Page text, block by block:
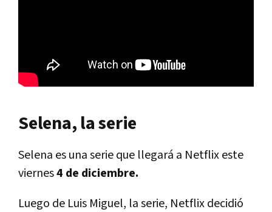
Selena, la serie
Selena es una serie que llegará a Netflix este
viernes4 de diciembre.
Luego de Luis Miguel, la serie, Netflix decidió